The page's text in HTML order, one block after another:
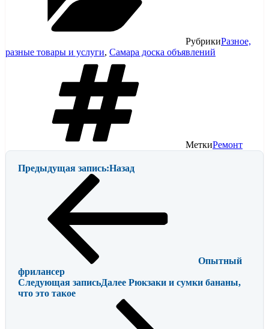
РубрикиРазное,
разные товары и услуги, Самара доска объявлений
МеткиРемонт
Предыдущая запись:Назад
Опытный
фрилансер
Следующая записьДалее Рюкзаки и сумки бананы,
что это такое